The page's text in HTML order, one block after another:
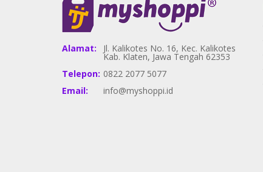
Alamat: Jl. Kalikotes No. 16, Kec. Kalikotes
Kab. Klaten, Jawa Tengah 62353
Telepon: 0822 2077 5077
Email:
info@myshoppi.id